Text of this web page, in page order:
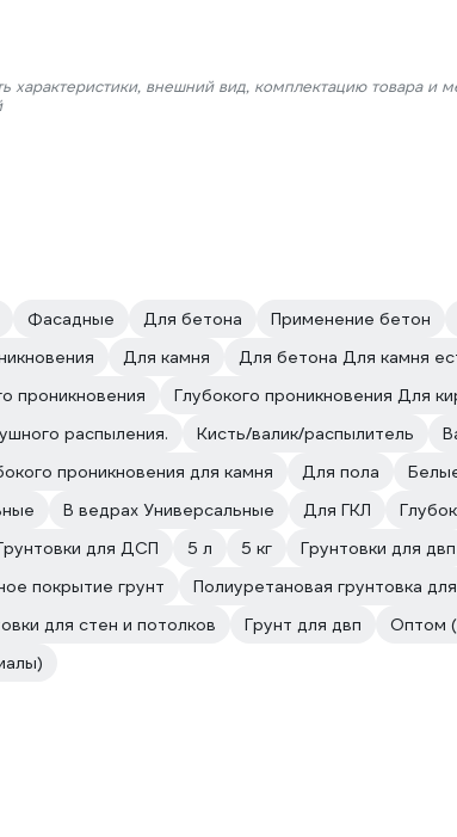
характеристики, внешний вид, комплектацию товара и
Фасадные Для бетона
Применение бетон
Для камня
Для бетона Для камня
проникновения
Глубокого проникновения Для
распыления.
Кисть/валик/распылитель
проникновения для камня Для пола
В ведрах Универсальные Для ГКЛ
для ДСП 5 л 5 кг
Грунтовки для двп
покрытие грунт
Полиуретановая грунтовка
для стен и потолков Грунт для двп
Оптом